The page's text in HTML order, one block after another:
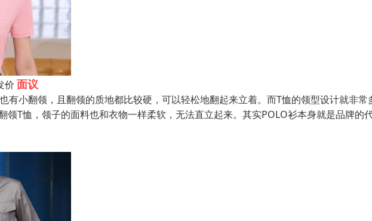
价 面议
有小翻领，且翻领的质地都比较硬，可以轻松地翻起来立着。而T恤的领型设计就非常
领T恤，领子的面料也和衣物一样柔软，无法直立起来。其实POLO衫本身就是品牌的